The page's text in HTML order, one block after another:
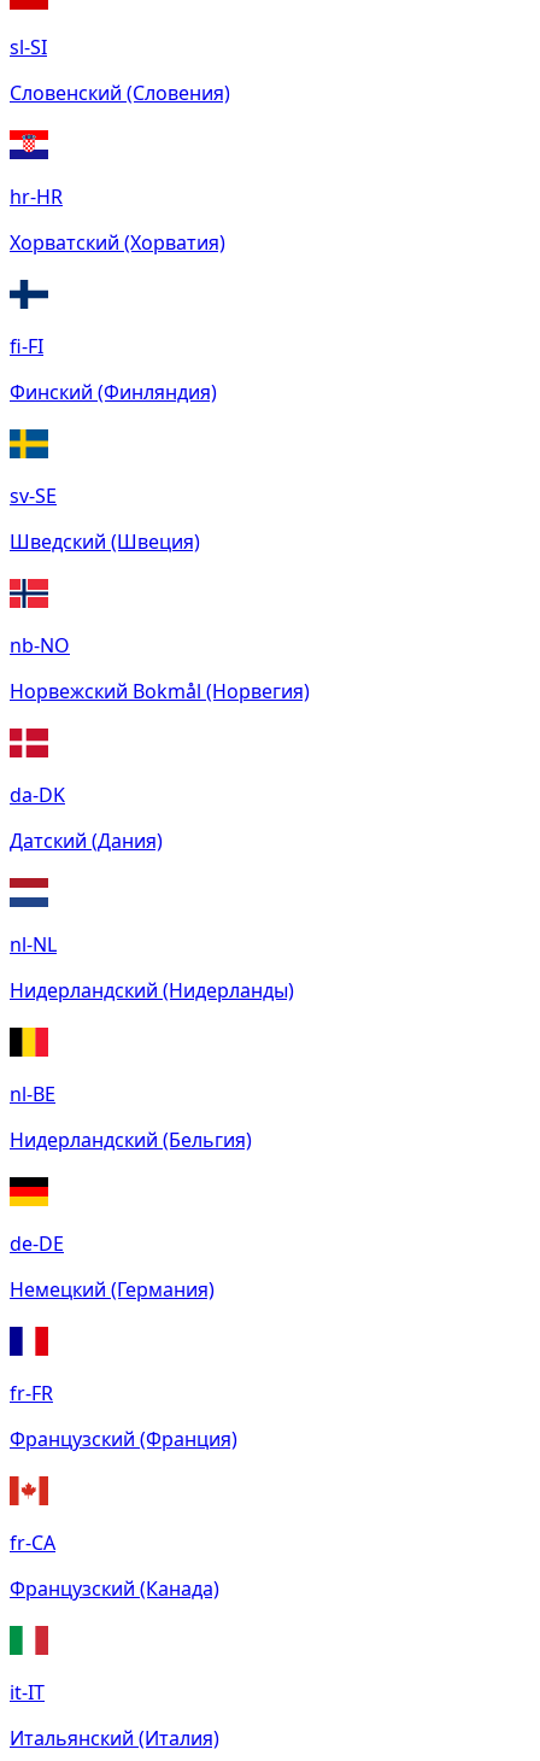
sl-SI
Словенский (Словения)
hr-HR
Хорватский (Хорватия)
fi-FI
Финский (Финляндия)
sv-SE
Шведский (Швеция)
nb-NO
Норвежский Bokmål (Норвегия)
da-DK
Датский (Дания)
nl-NL
Нидерландский (Нидерланды)
nl-BE
Нидерландский (Бельгия)
de-DE
Немецкий (Германия)
fr-FR
Французский (Франция)
fr-CA
Французский (Канада)
it-IT
Итальянский (Италия)